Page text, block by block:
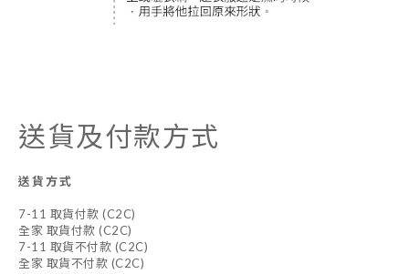
送貨及付款方式
送貨方式
7-11 取貨付款 (C2C)
全家 取貨付款 (C2C)
7-11 取貨不付款 (C2C)
全家 取貨不付款 (C2C)